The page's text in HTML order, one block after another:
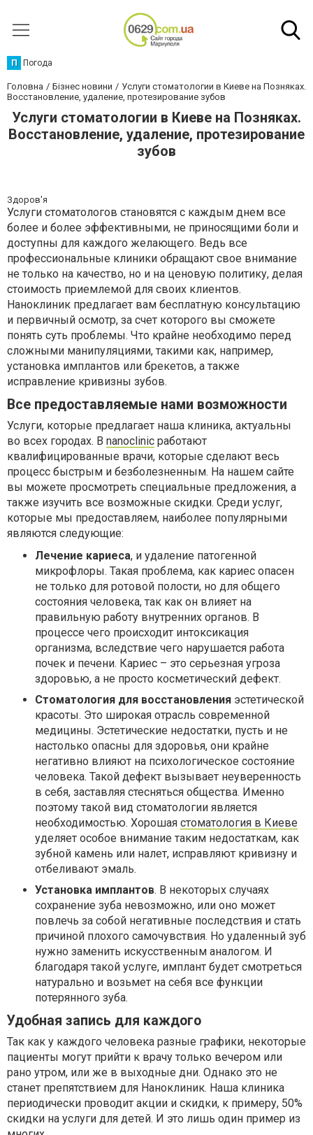
П Погода
Головна Бізнес новини
Услуги стоматологии в Киеве на Позняках.
Восстановление, удаление, протезирование зубов
Услуги стоматологии в Киеве на Позняках.
Восстановление, удаление, протезирование
зубов
Здоров'я
Услуги стоматологов становятся с каждым днем все
более и более эффективными, не приносящими боли и
доступны для каждого желающего. Ведь все
профессиональные клиники обращают свое внимание
не только на качество, но и на ценовую политику, делая
стоимость приемлемой для своих клиентов.
Наноклиник предлагает вам бесплатную консультацию
и первичный осмотр, за счет которого вы сможете
понять суть проблемы. Что крайне необходимо перед
сложными манипуляциями, такими как, например,
установка имплантов или брекетов, а также
исправление кривизны зубов.
Все предоставляемые нами возможности
Услуги, которые предлагает наша клиника, актуальны
во всех городах. В nanoclinic работают
квалифицированные врачи, которые сделают весь
процесс быстрым и безболезненным. На нашем сайте
вы можете просмотреть специальные предложения, а
также изучить все возможные скидки. Среди услуг,
которые мы предоставляем, наиболее популярными
являются следующие:
Лечение кариеса, и удаление патогенной
микрофлоры. Такая проблема, как кариес опасен
не только для ротовой полости, но для общего
состояния человека, так как он влияет на
правильную работу внутренних органов. В
процессе чего происходит интоксикация
организма, вследствие чего нарушается работа
почек и печени. Кариес – это серьезная угроза
здоровью, а не просто косметический дефект.
Стоматология для восстановления эстетической
красоты. Это широкая отрасль современной
медицины. Эстетические недостатки, пусть и не
настолько опасны для здоровья, они крайне
негативно влияют на психологическое состояние
человека. Такой дефект вызывает неуверенность
в себя, заставляя стесняться общества. Именно
поэтому такой вид стоматологии является
необходимостью. Хорошая стоматология в Киеве
уделяет особое внимание таким недостаткам, как
зубной камень или налет, исправляют кривизну и
отбеливают эмаль.
Установка имплантов. В некоторых случаях
сохранение зуба невозможно, или оно может
повлечь за собой негативные последствия и стать
причиной плохого самочувствия. Но удаленный зуб
нужно заменить искусственным аналогом. И
благодаря такой услуге, имплант будет смотреться
натурально и возьмет на себя все функции
потерянного зуба.
Удобная запись для каждого
Так как у каждого человека разные графики, некоторые
пациенты могут прийти к врачу только вечером или
рано утром, или же в выходные дни. Однако это не
станет препятствием для Наноклиник. Наша клиника
периодически проводит акции и скидки, к примеру, 50%
скидки на услуги для детей. И это лишь один пример из